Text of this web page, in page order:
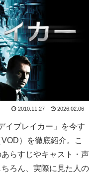
2010.11.27 2026.02.06
イブレイカー」を今す
）を徹底紹介。こ
らすじやキャスト・声
ろん、実際に見た人の